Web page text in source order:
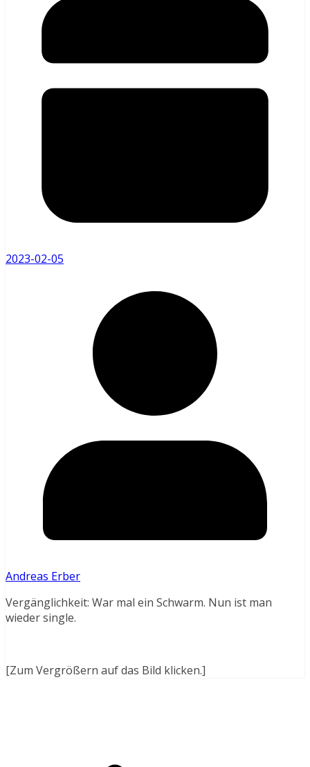
2023-02-05
Andreas Erber
Vergänglichkeit: War mal ein Schwarm. Nun ist man
wieder single.
[Zum Vergrößern auf das Bild klicken.]